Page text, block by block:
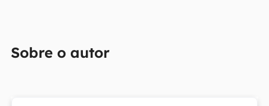
Sobre o autor